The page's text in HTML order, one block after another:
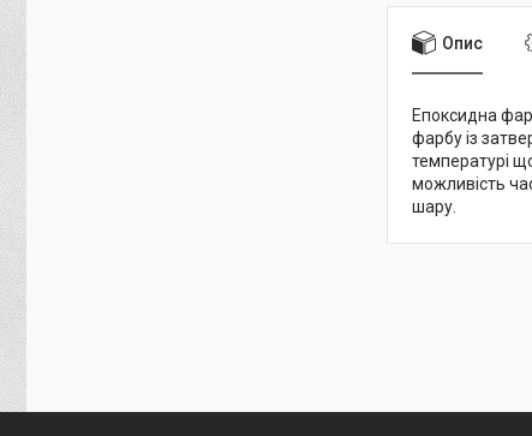
Опис
Епоксидна
фарбу із
температурі
можливість
шару.